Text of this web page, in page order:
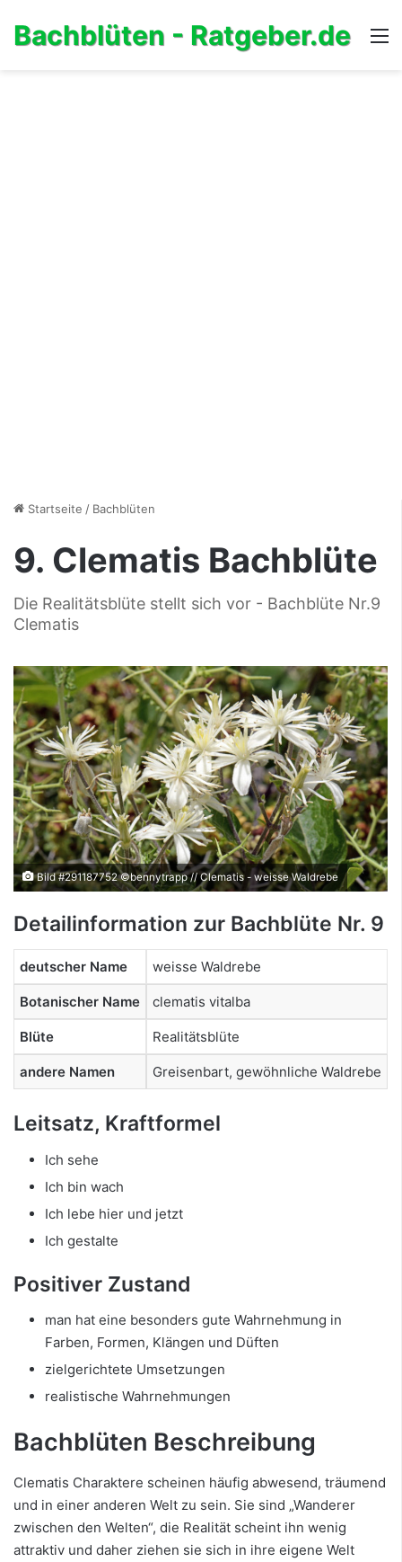
Bachblüten - Ratgeber.de
Startseite / Bachblüten
9. Clematis Bachblüte
Die Realitätsblüte stellt sich vor - Bachblüte Nr.9
Clematis
Bild #291187752 ©bennytrapp // Clematis - weisse Waldrebe
Detailinformation zur Bachblüte Nr. 9
deutscher Name weisse Waldrebe
Botanischer Name clematis vitalba
Blüte Realitätsblüte
andere Namen Greisenbart, gewöhnliche Waldrebe
Leitsatz, Kraftformel
Ich sehe
Ich bin wach
Ich lebe hier und jetzt
Ich gestalte
Positiver Zustand
man hat eine besonders gute Wahrnehmung in
Farben, Formen, Klängen und Düften
zielgerichtete Umsetzungen
realistische Wahrnehmungen
Bachblüten Beschreibung
Clematis Charaktere scheinen häufig abwesend, träumend
und in einer anderen Welt zu sein. Sie sind „Wanderer
zwischen den Welten“, die Realität scheint ihn wenig
attraktiv und daher ziehen sie sich in ihre eigene Welt